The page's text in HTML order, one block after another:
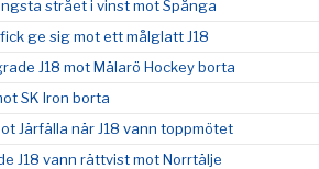
strået i vinst mot Spånga
ge sig mot ett målglatt J18
J18 mot Mälarö Hockey borta
SK Iron borta
Järfälla när J18 vann toppmötet
J18 vann rättvist mot Norrtälje